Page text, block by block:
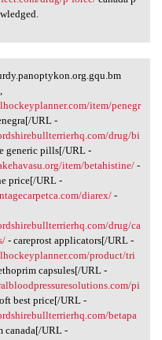
item/penegr
URL -
drug/bi
generic pills[/URL -
item/betahistine/-
price[/URL -
diarex/-
drug/ca
- careprost applicators[/URL -
product/tri
capsules[/URL -
pi
best price[/URL -
betapa
canada[/URL -